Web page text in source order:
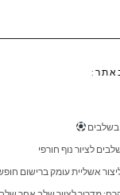
בשלבים
לציור נוף חורפי
אשליית עומק ברישום